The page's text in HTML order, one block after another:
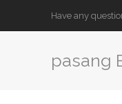
Have any
pasang